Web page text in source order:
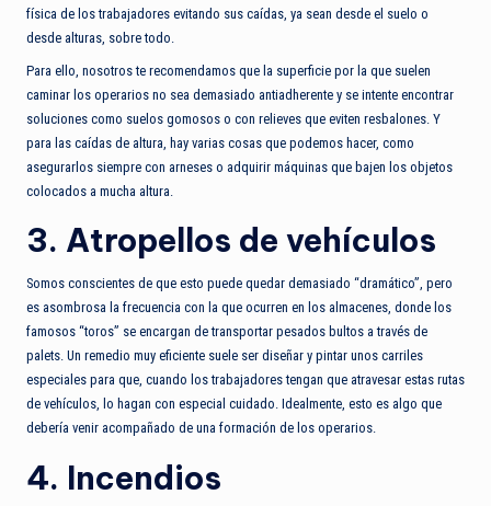
física de los trabajadores evitando sus caídas, ya sean desde el suelo o
desde alturas, sobre todo.
Para ello, nosotros te recomendamos que la superficie por la que suelen
caminar los operarios no sea demasiado antiadherente y se intente encontrar
soluciones como suelos gomosos o con relieves que eviten resbalones. Y
para las caídas de altura, hay varias cosas que podemos hacer, como
asegurarlos siempre con arneses o adquirir máquinas que bajen los objetos
colocados a mucha altura.
3. Atropellos de vehículos
Somos conscientes de que esto puede quedar demasiado “dramático”, pero
es asombrosa la frecuencia con la que ocurren en los almacenes, donde los
famosos “toros” se encargan de transportar pesados bultos a través de
palets. Un remedio muy eficiente suele ser diseñar y pintar unos carriles
especiales para que, cuando los trabajadores tengan que atravesar estas rutas
de vehículos, lo hagan con especial cuidado. Idealmente, esto es algo que
debería venir acompañado de una formación de los operarios.
4. Incendios